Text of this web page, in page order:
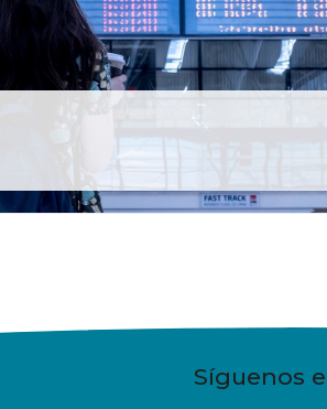
Síguenos